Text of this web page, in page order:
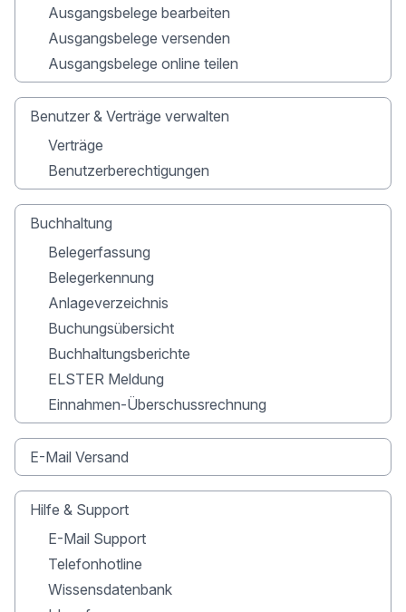
Ausgangsbelege bearbeiten
Ausgangsbelege versenden
Ausgangsbelege online teilen
Benutzer & Verträge verwalten
Verträge
Benutzerberechtigungen
Buchhaltung
Belegerfassung
Belegerkennung
Anlageverzeichnis
Buchungsübersicht
Buchhaltungsberichte
ELSTER Meldung
Einnahmen-Überschussrechnung
E-Mail Versand
Hilfe & Support
E-Mail Support
Telefonhotline
Wissensdatenbank